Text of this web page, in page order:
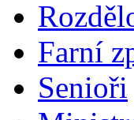
Farní
Senioři